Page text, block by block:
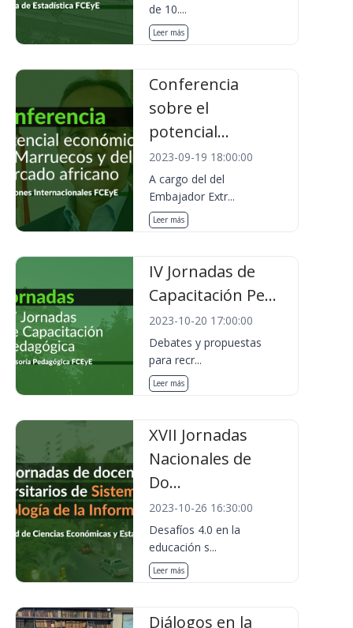
de 10....
Leer más
Conferencia
sobre el
potencial...
2023-09-19 18:00:00
A cargo del del
Embajador Extr...
Leer más
IV Jornadas de
Capacitación Pe...
2023-10-20 17:00:00
Debates y propuestas
para recr...
Leer más
XVII Jornadas
Nacionales de
Do...
2023-10-26 16:30:00
Desafíos 4.0 en la
educación s...
Leer más
Diálogos en la